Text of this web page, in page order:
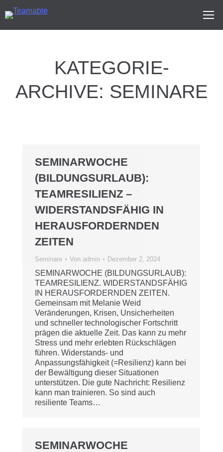
KATEGORIE-
ARCHIVE: SEMINARE
SEMINARWOCHE
(BILDUNGSURLAUB):
TEAMRESILIENZ –
WIDERSTANDSFÄHIG IN
HERAUSFORDERNDEN
ZEITEN
Seminare Von admin Dezember 2, 2024
SEMINARWOCHE (BILDUNGSURLAUB):
TEAMRESILIENZ. WIDERSTANDSFÄHIG
IN HERAUSFORDERNDEN ZEITEN.
Gemeinsam mit Melanie Weid
Veränderungen, Krisen, Unsicherheiten
und schneller technologischer Fortschritt
prägen die aktuelle Zeit. Das kann zu mehr
Stress und mehr erlebten Rückschlägen
führen. Widerstands- und
Anpassungsfähigkeit (=Resilienz) kann bei
der Bewältigung dieser Situationen
unterstützen. Die gute Nachricht: Resilienz
kann man trainieren. So sind auch
resiliente Teams…
SEMINARWOCHE